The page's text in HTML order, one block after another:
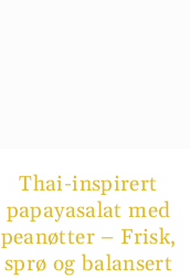
Thai-inspirert
papayasalat med
peanøtter – Frisk,
sprø og balansert